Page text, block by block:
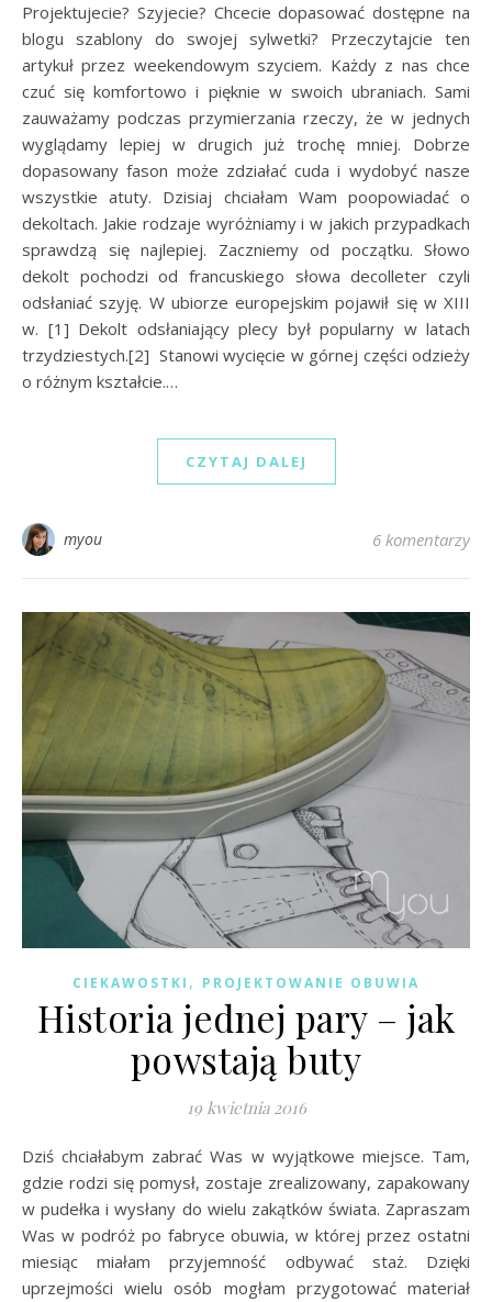
Projektujecie? Szyjecie? Chcecie dopasować dostępne na
blogu szablony do swojej sylwetki? Przeczytajcie ten
artykuł przez weekendowym szyciem. Każdy z nas chce
czuć się komfortowo i pięknie w swoich ubraniach. Sami
zauważamy podczas przymierzania rzeczy, że w jednych
wyglądamy lepiej w drugich już trochę mniej. Dobrze
dopasowany fason może zdziałać cuda i wydobyć nasze
wszystkie atuty. Dzisiaj chciałam Wam poopowiadać o
dekoltach. Jakie rodzaje wyróżniamy i w jakich przypadkach
sprawdzą się najlepiej. Zaczniemy od początku. Słowo
dekolt pochodzi od francuskiego słowa decolleter czyli
odsłaniać szyję. W ubiorze europejskim pojawił się w XIII
w. [1] Dekolt odsłaniający plecy był popularny w latach
trzydziestych.[2] Stanowi wycięcie w górnej części odzieży
o różnym kształcie.…
CZYTAJ DALEJ
myou 6 komentarzy
CIEKAWOSTKI , PROJEKTOWANIE OBUWIA
Historia jednej pary – jak
powstają buty
19 kwietnia 2016
Dziś chciałabym zabrać Was w wyjątkowe miejsce. Tam,
gdzie rodzi się pomysł, zostaje zrealizowany, zapakowany
w pudełka i wysłany do wielu zakątków świata. Zapraszam
Was w podróż po fabryce obuwia, w której przez ostatni
miesiąc miałam przyjemność odbywać staż. Dzięki
uprzejmości wielu osób mogłam przygotować materiał